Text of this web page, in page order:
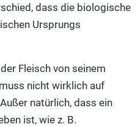
dass die biologische
Ursprungs
Fleisch von seinem
nicht wirklich auf
natürlich, dass ein
ist, wie z. B.